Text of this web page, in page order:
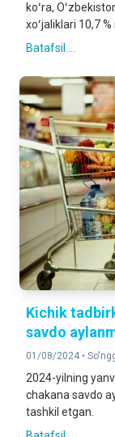
koʻra,
xoʻjaliklari 10,7
Batafsil ...
Kichik
savdo
01/08/2024 •
2024-yilning
chakana savdo
tashkil etgan.